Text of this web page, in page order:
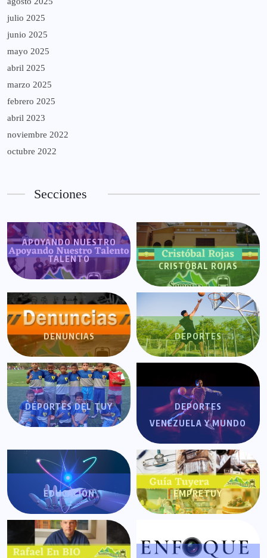
julio 2025
junio 2025
mayo 2025
abril 2025
marzo 2025
febrero 2025
abril 2023
noviembre 2022
octubre 2022
Secciones
APOYANDO NUESTRO
TALENTO
CRISTÓBAL ROJAS
DENUNCIAS DEPORTES
DEPORTES DEL TUY
DEPORTES
VENEZUELA Y MUNDO
EDUCACIÓN EMPRETUY